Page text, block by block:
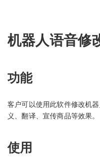
机器人语音修
功能
客户可以使用此软件修改机
义、翻译、宣传商品等效果。
使用